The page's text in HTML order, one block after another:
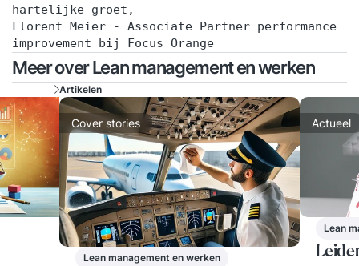
hartelijke groet,
Florent Meier - Associate Partner performance
improvement bij Focus Orange
Meer over Lean management en werken
Artikelen
Cover stories
Lean management en werken
Actueel
Lean